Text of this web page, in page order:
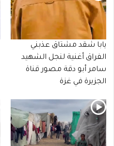
يابا شقد مشتاق عذبني
الفراق أغنية لنجل الشهيد
سامر أبو دقة مصور قناة
الجزيرة في غزة